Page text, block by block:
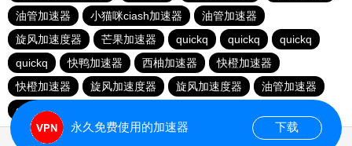
油管加速器
小猫咪ciash加速器
油管加速器
旋风加速度器
芒果加速器 quickq quickq
quickq
quickq
快鸭加速器 西柚加速器
快橙加速器
快橙加速器
旋风加速度器 旋风加速度器
油管加速器
quickq
永久免费使用的加速器 下载